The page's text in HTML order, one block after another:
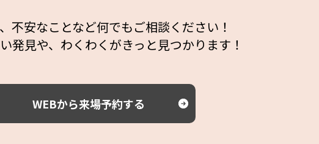
不安なことなど何でもご相談ください！
発見や、わくわくがきっと見つかります！
WEBから来場予約する